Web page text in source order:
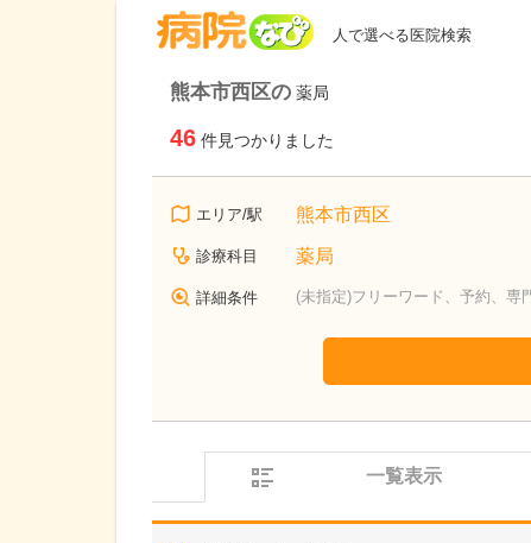
人で選べる医院検索
熊本市西区の 薬局
46 件見つかりました
エリア/駅 熊本市西区
診療科目 薬局
詳細条件 (未指定)フリーワード、予約、専
一覧表示